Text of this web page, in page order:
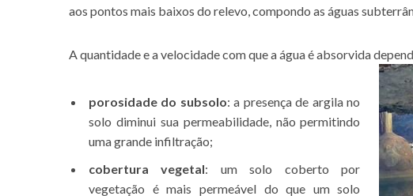
aos pontos mais baixos do relevo, compondo as águas
A quantidade e a velocidade com que a água é absorvida
porosidade do subsolo: a presença de argila no
solo diminui sua permeabilidade, não permitindo
uma grande infiltração;
cobertura vegetal: um solo coberto por
vegetação é mais permeável do que um solo